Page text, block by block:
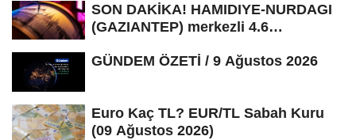
SON DAKİKA! HAMIDIYE-NURDAGI
(GAZIANTEP) merkezli 4.6
GÜNDEM ÖZETİ / 9 Ağustos 2026
Euro Kaç TL? EUR/TL Sabah Kuru
(09 Ağustos 2026)